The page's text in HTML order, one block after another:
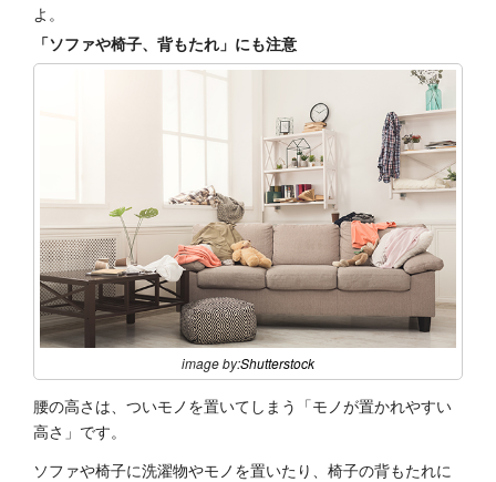
よ。
「ソファや椅子、背もたれ」にも注意
image by:Shutterstock
腰の高さは、ついモノを置いてしまう「モノが置かれやすい
高さ」です。
ソファや椅子に洗濯物やモノを置いたり、椅子の背もたれに